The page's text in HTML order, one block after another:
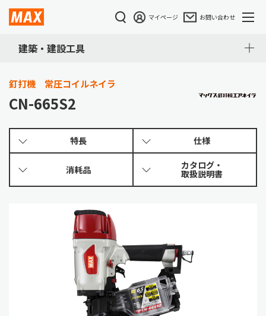
マイページ お問い合わせ
建築・建設工具
釘打機 常圧コイルネイラ
CN-665S2
特長 仕様
消耗品 カタログ・
取扱説明書